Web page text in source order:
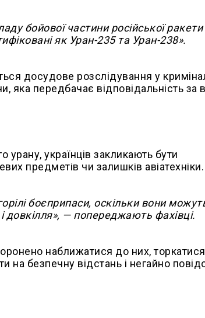
бойової частини російської ракети
як Уран-235 та Уран-238».
досудове розслідування у
яка передбачає відповідальність за
урану, українців закликають бути
предметів чи залишків авіатехніки.
боєприпаси, оскільки вони
довкілля», — попереджають фахівці.
наближатися до них, торкатися
на безпечну відстань і негайно